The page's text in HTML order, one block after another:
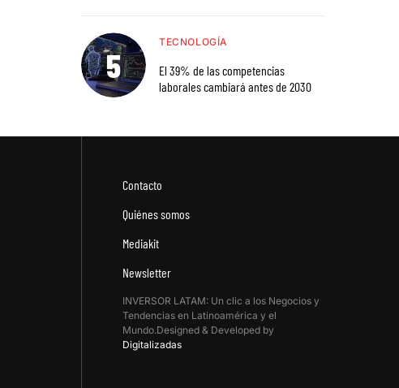
TECNOLOGÍA
El 39% de las competencias
laborales cambiará antes de 2030
Contacto
Quiénes somos
Mediakit
Newsletter
INVERSOR LATAM: Un clic a los Negocios y
Tendencias en Latinoamérica y el
Mundo.Designed & Developed by
Digitalizadas